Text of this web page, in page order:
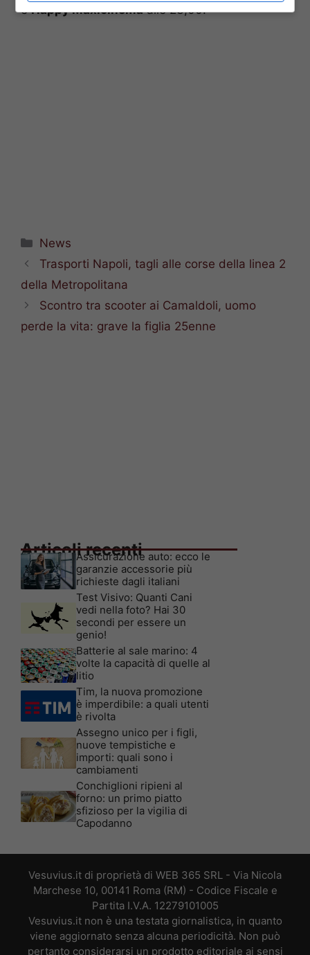
eHappy Maxicinemaalle 23,00.
Categorie
News
Trasporti Napoli, tagli alle corse della linea 2
della Metropolitana
Scontro tra scooter ai Camaldoli, uomo
perde la vita: grave la figlia 25enne
Articoli recenti
Assicurazione auto: ecco le
garanzie accessorie più
richieste dagli italiani
Test Visivo: Quanti Cani
vedi nella foto? Hai 30
secondi per essere un
genio!
Batterie al sale marino: 4
volte la capacità di quelle al
litio
Tim, la nuova promozione
è imperdibile: a quali utenti
è rivolta
Assegno unico per i figli,
nuove tempistiche e
importi: quali sono i
cambiamenti
Conchiglioni ripieni al
forno: un primo piatto
sfizioso per la vigilia di
Capodanno
Vesuvius.it di proprietà di WEB 365 SRL - Via Nicola
Marchese 10, 00141 Roma (RM) - Codice Fiscale e
Partita I.V.A. 12279101005
Vesuvius.it non è una testata giornalistica, in quanto
viene aggiornato senza alcuna periodicità. Non può
pertanto considerarsi un prodotto editoriale ai sensi